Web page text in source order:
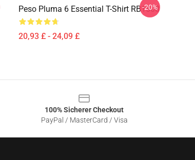
Peso Pluma 6 Essential T-Shirt RB1508
20,93 £ - 24,09 £
-20%
100% Sicherer Checkout
PayPal / MasterCard / Visa